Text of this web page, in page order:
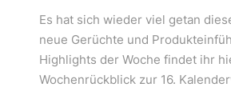
Es hat sich wieder viel getan
neue Gerüchte und
Highlights der Woche findet ihr
Wochenrückblick zur 16.